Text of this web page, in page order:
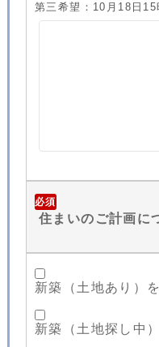
第三希望：10月18日15
必須
住まいのご計画に
新築（土地あり）
新築（土地探し中